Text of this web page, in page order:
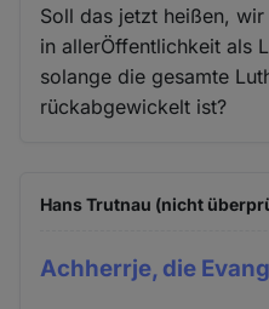
Soll das jetzt heißen,
in allerÖffentlichkeit als
solange die gesamte
rückabgewickelt ist?
Hans Trutnau (nicht
Achherrje, die